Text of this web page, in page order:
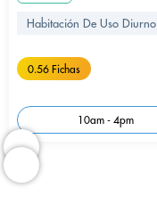
Habitación De Uso Diurno
0.56 Fichas
10am - 4pm